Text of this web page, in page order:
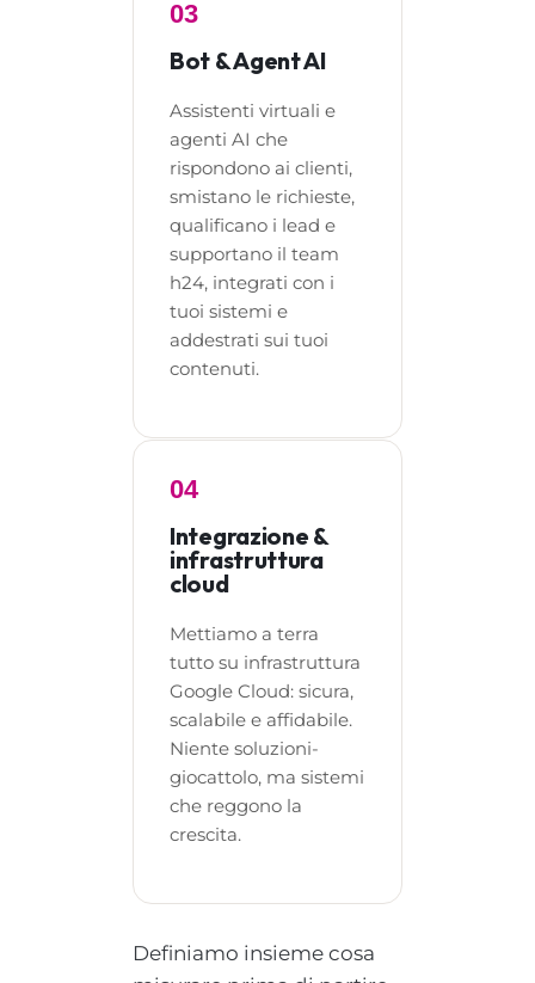
03
Bot & Agent AI
Assistenti virtuali e
agenti AI che
rispondono ai clienti,
smistano le richieste,
qualificano i lead e
supportano il team
h24, integrati con i
tuoi sistemi e
addestrati sui tuoi
contenuti.
04
Integrazione &
infrastruttura
cloud
Mettiamo a terra
tutto su infrastruttura
Google Cloud: sicura,
scalabile e affidabile.
Niente soluzioni-
giocattolo, ma sistemi
che reggono la
crescita.
Definiamo insieme cosa